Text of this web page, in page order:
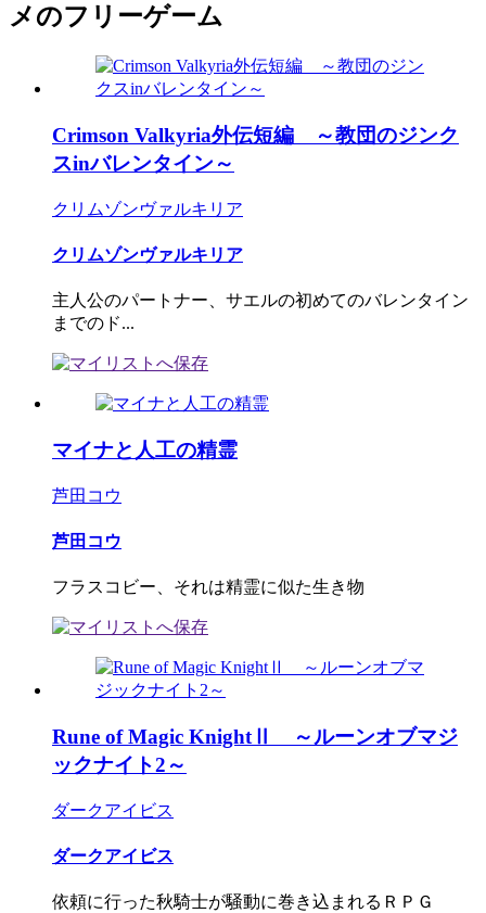
メのフリーゲーム
Crimson Valkyria外伝短編 ～教団のジンク
スinバレンタイン～
クリムゾンヴァルキリア
クリムゾンヴァルキリア
主人公のパートナー、サエルの初めてのバレンタイン
までのド...
マイナと人工の精霊
芦田コウ
芦田コウ
フラスコビー、それは精霊に似た生き物
Rune of Magic KnightⅡ ～ルーンオブマジ
ックナイト2～
ダークアイビス
ダークアイビス
依頼に行った秋騎士が騒動に巻き込まれるＲＰＧ